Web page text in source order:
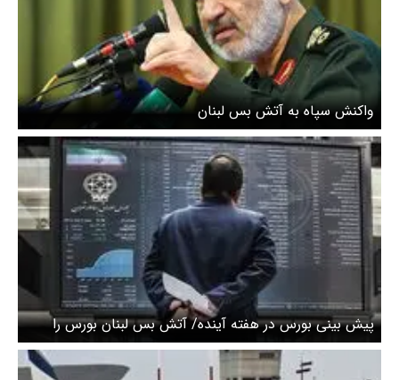
واکنش سپاه به آتش بس لبنان
پیش بینی بورس در هفته آینده/ آتش بس لبنان بورس را
صعودی کرد؟